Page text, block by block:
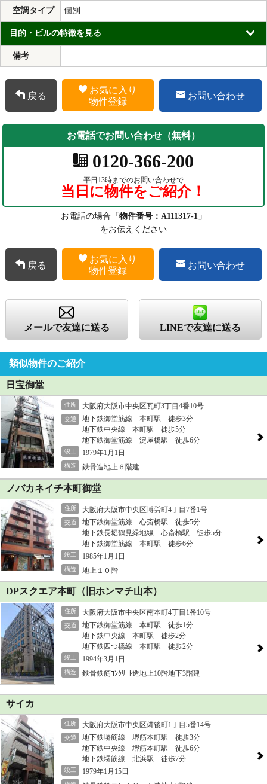
空調タイプ 個別
目的・ビルの特徴を見る
備考
戻る
お気に入り
物件登録
お問い合わせ
お電話でお問い合わせ（無料）
0120-366-200
平日13時までのお問い合わせで
当日に物件をご紹介！
お電話の場合 「物件番号：A111317-1」
をお伝えください
戻る
お気に入り
物件登録
お問い合わせ
メールで友達に送る LINEで友達に送る
類似物件のご紹介
日宝御堂
住所 大阪府大阪市中央区瓦町3丁目4番10号
交通
地下鉄御堂筋線 本町駅 徒歩3分
地下鉄中央線 本町駅 徒歩5分
地下鉄御堂筋線 淀屋橋駅 徒歩6分
竣工 1979年1月1日
構造 鉄骨造地上６階建
ノバカネイチ本町御堂
住所 大阪府大阪市中央区博労町4丁目7番1号
交通
地下鉄御堂筋線 心斎橋駅 徒歩5分
地下鉄長堀鶴見緑地線 心斎橋駅 徒歩5分
地下鉄御堂筋線 本町駅 徒歩6分
竣工 1985年1月1日
構造 地上１０階
DPスクエア本町（旧ホンマチ山本）
住所 大阪府大阪市中央区南本町4丁目1番10号
交通
地下鉄御堂筋線 本町駅 徒歩1分
地下鉄中央線 本町駅 徒歩2分
地下鉄四つ橋線 本町駅 徒歩2分
竣工 1994年3月1日
構造 鉄骨鉄筋ｺﾝｸﾘｰﾄ造地上10階地下3階建
サイカ
住所 大阪府大阪市中央区備後町1丁目5番14号
交通
地下鉄堺筋線 堺筋本町駅 徒歩3分
地下鉄中央線 堺筋本町駅 徒歩6分
地下鉄堺筋線 北浜駅 徒歩7分
竣工 1979年1月15日